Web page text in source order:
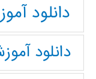
دانلود
دانلود